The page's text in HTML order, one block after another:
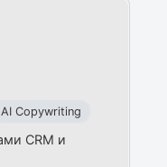
AI Copywriting
CRM и